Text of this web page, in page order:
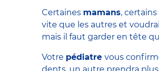
Certaines mamans,
vite que les autres et
mais il faut garder en tête
Votre pédiatre vous
dents, un autre prendra